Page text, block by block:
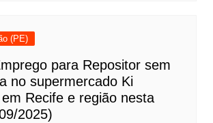
(PE)
para Repositor sem
no supermercado Ki
Recife e região nesta
2025)